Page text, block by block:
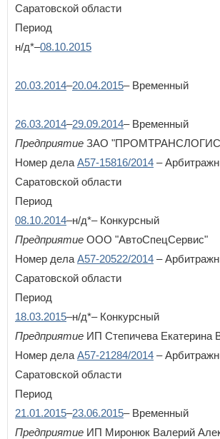
Саратовской области
Период
н/д*–08.10.2015
20.03.2014–20.04.2015– Временный
26.03.2014–29.09.2014– Временный
Предприятие ЗАО
Номер дела А57-15816/2014 –
Саратовской области
Период
08.10.2014–н/д*– Конкурсный
Предприятие ООО "АвтоСпецСервис"
Номер дела А57-20522/2014 –
Саратовской области
Период
18.03.2015–н/д*– Конкурсный
Предприятие ИП Степичева Екатерина
Номер дела А57-21284/2014 –
Саратовской области
Период
21.01.2015–23.06.2015– Временный
Предприятие ИП Миронюк Валерий